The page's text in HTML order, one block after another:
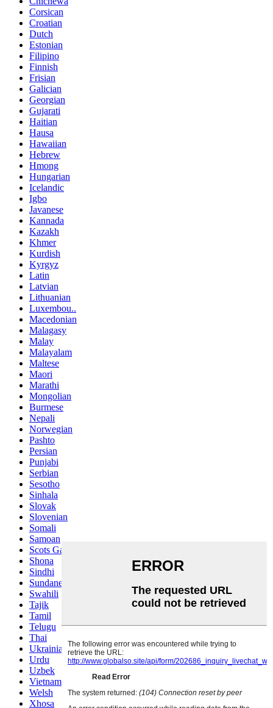
Corsican
Croatian
Dutch
Estonian
Filipino
Finnish
Frisian
Galician
Georgian
Gujarati
Haitian
Hausa
Hawaiian
Hebrew
Hmong
Hungarian
Icelandic
Igbo
Javanese
Kannada
Kazakh
Khmer
Kurdish
Kyrgyz
Latin
Latvian
Lithuanian
Luxembou..
Macedonian
Malagasy
Malay
Malayalam
Maltese
Maori
Marathi
Mongolian
Burmese
Nepali
Norwegian
Pashto
Persian
Punjabi
Serbian
Sesotho
Sinhala
Slovak
Slovenian
Somali
Samoan
Scots Gaelic
Shona
Sindhi
Sundanese
Swahili
Tajik
Tamil
Telugu
Thai
Ukrainian
Urdu
Uzbek
Vietnamese
Welsh
Xhosa